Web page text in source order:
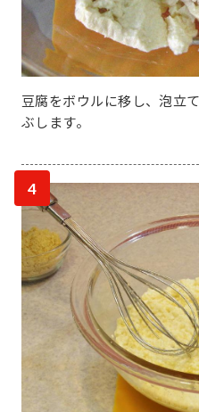
豆腐をボウルに移し、泡立
ぶします。
4